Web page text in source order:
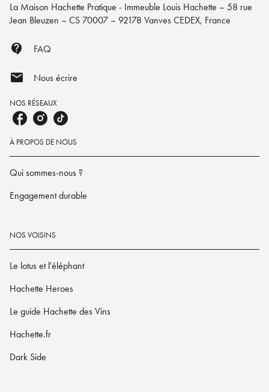
La Maison Hachette Pratique - Immeuble Louis Hachette – 58 rue
Jean Bleuzen – CS 70007 – 92178 Vanves CEDEX, France
contact_support FAQ
mail Nous écrire
NOS RÉSEAUX
À PROPOS DE NOUS
Qui sommes-nous ?
Engagement durable
NOS VOISINS
Le lotus et l'éléphant
Hachette Heroes
Le guide Hachette des Vins
Hachette.fr
Dark Side